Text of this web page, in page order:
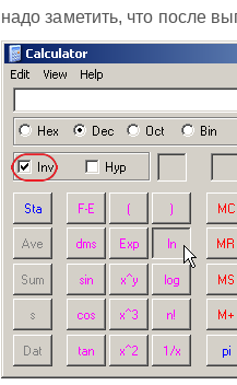
надо заметить, что после